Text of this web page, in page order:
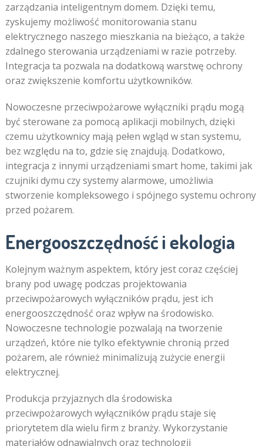
zarządzania inteligentnym domem. Dzięki temu,
zyskujemy możliwość monitorowania stanu
elektrycznego naszego mieszkania na bieżąco, a także
zdalnego sterowania urządzeniami w razie potrzeby.
Integracja ta pozwala na dodatkową warstwę ochrony
oraz zwiększenie komfortu użytkowników.
Nowoczesne przeciwpożarowe wyłączniki prądu mogą
być sterowane za pomocą aplikacji mobilnych, dzięki
czemu użytkownicy mają pełen wgląd w stan systemu,
bez względu na to, gdzie się znajdują. Dodatkowo,
integracja z innymi urządzeniami smart home, takimi jak
czujniki dymu czy systemy alarmowe, umożliwia
stworzenie kompleksowego i spójnego systemu ochrony
przed pożarem.
Energooszczędność i ekologia
Kolejnym ważnym aspektem, który jest coraz częściej
brany pod uwagę podczas projektowania
przeciwpożarowych wyłączników prądu, jest ich
energooszczędność oraz wpływ na środowisko.
Nowoczesne technologie pozwalają na tworzenie
urządzeń, które nie tylko efektywnie chronią przed
pożarem, ale również minimalizują zużycie energii
elektrycznej.
Produkcja przyjaznych dla środowiska
przeciwpożarowych wyłączników prądu staje się
priorytetem dla wielu firm z branży. Wykorzystanie
materiałów odnawialnych oraz technologii